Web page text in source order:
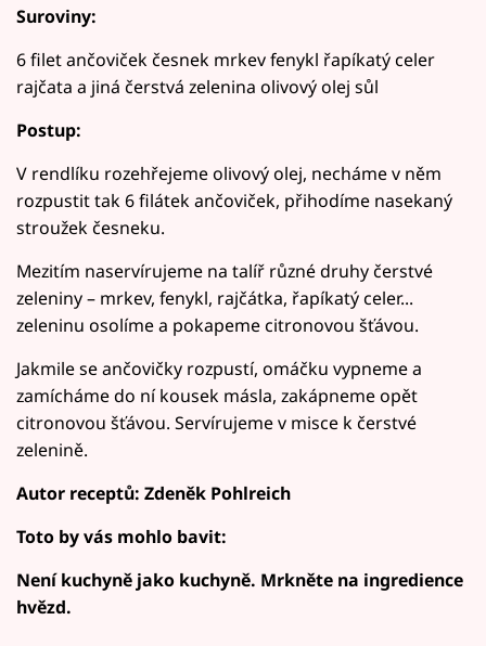
Suroviny:
6 filet ančoviček česnek mrkev fenykl řapíkatý celer
rajčata a jiná čerstvá zelenina olivový olej sůl
Postup:
V rendlíku rozehřejeme olivový olej, necháme v něm
rozpustit tak 6 filátek ančoviček, přihodíme nasekaný
stroužek česneku.
Mezitím naservírujeme na talíř různé druhy čerstvé
zeleniny – mrkev, fenykl, rajčátka, řapíkatý celer...
zeleninu osolíme a pokapeme citronovou šťávou.
Jakmile se ančovičky rozpustí, omáčku vypneme a
zamícháme do ní kousek másla, zakápneme opět
citronovou šťávou. Servírujeme v misce k čerstvé
zelenině.
Autor receptů: Zdeněk Pohlreich
Toto by vás mohlo bavit:
Není kuchyně jako kuchyně. Mrkněte na ingredience
hvězd.